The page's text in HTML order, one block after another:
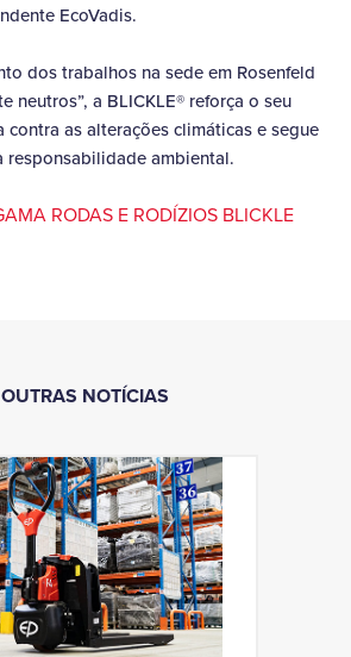
EcoVadis.
dos trabalhos na sede em Rosenfeld
neutros”, a BLICKLE® reforça o seu
contra as alterações climáticas e segue
responsabilidade ambiental.
RODAS E RODÍZIOS BLICKLE
OUTRAS NOTÍCIAS